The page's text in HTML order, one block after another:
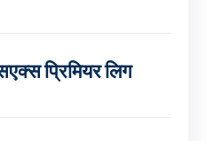
प्रिमियर लिग